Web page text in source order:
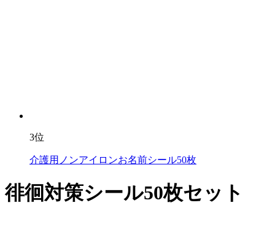
3位
介護用ノンアイロンお名前シール50枚
徘徊対策シール50枚セット